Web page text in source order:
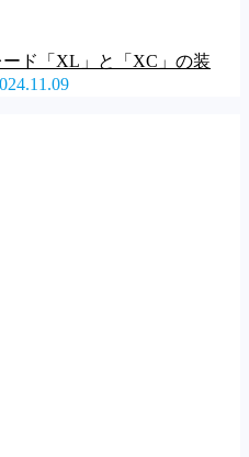
ド「XL」と「XC」の装